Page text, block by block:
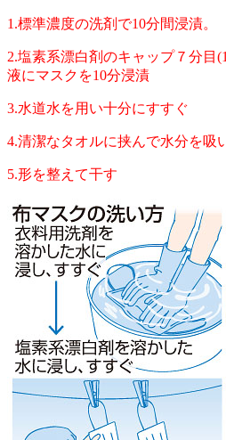
1.標準濃度の洗剤で10分間浸漬。
2.塩素系漂白剤のキャップ７分目
液にマスクを10分浸漬
3.水道水を用い十分にすすぐ
4.清潔なタオルに挟んで水分を吸
5.形を整えて干す